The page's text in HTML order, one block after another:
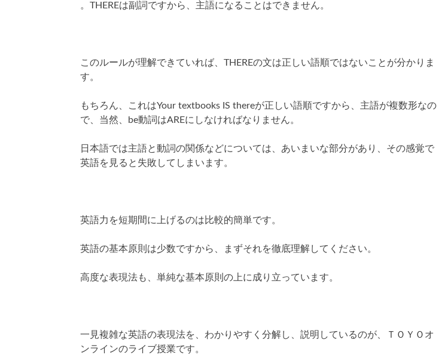
。THEREは副詞ですから、主語になることはできません。
このルールが理解できていれば、THEREの文は正しい語順ではないことが分かりま
す。
もちろん、これはYour textbooks IS thereが正しい語順ですから、主語が複数形なの
で、当然、be動詞はAREにしなければなりません。
日本語では主語と動詞の関係などについては、あいまいな部分があり、その感覚で
英語を見ると失敗してしまいます。
英語力を短期間に上げるのは比較的簡単です。
英語の基本原則は少数ですから、まずそれを徹底理解してください。
高度な表現法も、単純な基本原則の上に成り立っています。
一見複雑な英語の表現法を、わかりやすく分解し、説明しているのが、ＴＯＹＯオ
ンラインのライブ授業です。